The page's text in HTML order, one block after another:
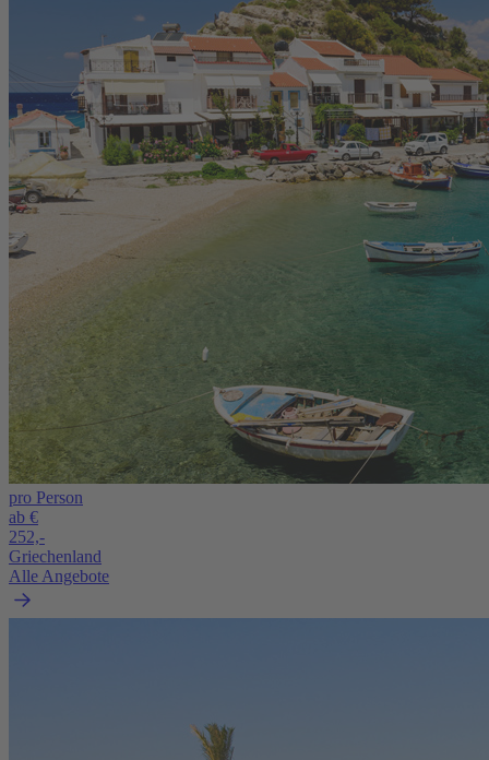
pro Person
ab €
252,-
Griechenland
Alle Angebote